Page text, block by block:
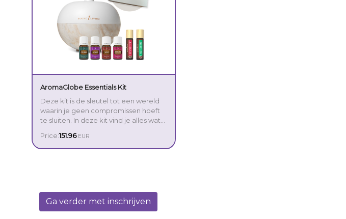
AromaGlobe Essentials Kit
Deze kit is de sleutel tot een wereld
waarin je geen compromissen hoeft
te sluiten. In deze kit vind je alles wat
begeleiden terwijl jullie de overstap
maken naar een gelukkige, gezonde
Peace & Calming Roll-On (10 ml)
Breathe Again Roll-On (10 ml)
Lavender (5 ml)
Price:151.96 EUR
Ga verder met inschrijven